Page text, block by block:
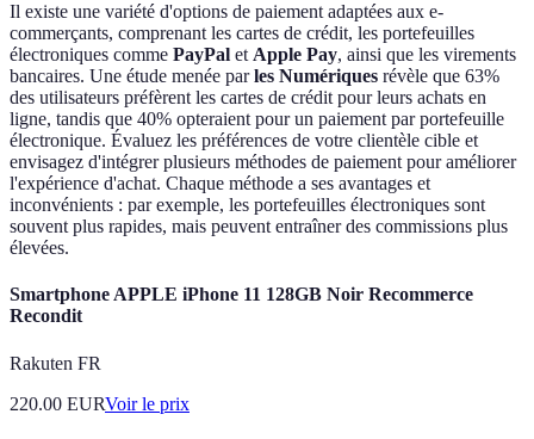
Il existe une variété d'options de paiement adaptées aux e-
commerçants, comprenant les cartes de crédit, les portefeuilles
électroniques comme PayPal et Apple Pay, ainsi que les virements
bancaires. Une étude menée parles Numériques révèle que 63%
des utilisateurs préfèrent les cartes de crédit pour leurs achats en
ligne, tandis que 40% opteraient pour un paiement par portefeuille
électronique. Évaluez les préférences de votre clientèle cible et
envisagez d'intégrer plusieurs méthodes de paiement pour améliorer
l'expérience d'achat. Chaque méthode a ses avantages et
inconvénients : par exemple, les portefeuilles électroniques sont
souvent plus rapides, mais peuvent entraîner des commissions plus
élevées.
Smartphone APPLE iPhone 11 128GB Noir Recommerce
Recondit
Rakuten FR
220.00 EURVoir le prix